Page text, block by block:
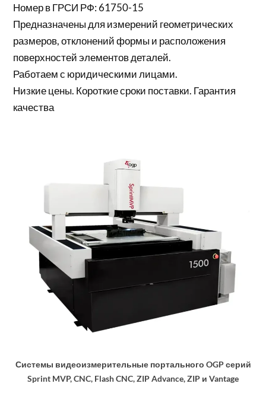
Номер в ГРСИ РФ: 61750-15
Предназначены для измерений геометрических
размеров, отклонений формы и расположения
поверхностей элементов деталей.
Работаем с юридическими лицами.
Низкие цены. Короткие сроки поставки. Гарантия
качества
Системы видеоизмерительные портального OGP серий
Sprint MVP, CNC, Flash CNC, ZIP Advance, ZIP и Vantage